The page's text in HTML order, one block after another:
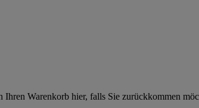
Warenkorb hier, falls Sie zurückkommen